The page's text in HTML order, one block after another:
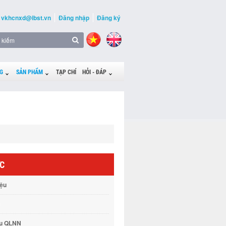
vkhcnxd@ibst.vn Đăng nhập Đăng ký
SẢN PHẨM TẠP CHÍ HỎI - ĐÁP
QLNN